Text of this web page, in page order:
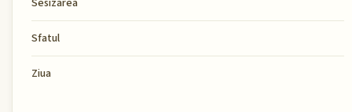
Sfatul
Ziua